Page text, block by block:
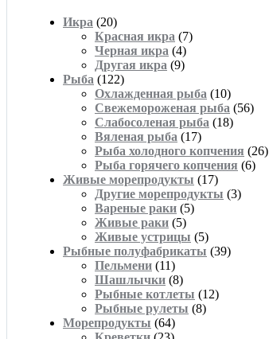
Икра (20)
Красная икра (7)
Черная икра (4)
Другая икра (9)
Рыба (122)
Охлажденная рыба (10)
Свежемороженая рыба (56)
Слабосоленая рыба (18)
Вяленая рыба (17)
Рыба холодного копчения (26)
Рыба горячего копчения (6)
Живые морепродукты (17)
Другие морепродукты (3)
Вареные раки (5)
Живые раки (5)
Живые устрицы (5)
Рыбные полуфабрикаты (39)
Пельмени (11)
Шашлычки (8)
Рыбные котлеты (12)
Рыбные рулеты (8)
Морепродукты (64)